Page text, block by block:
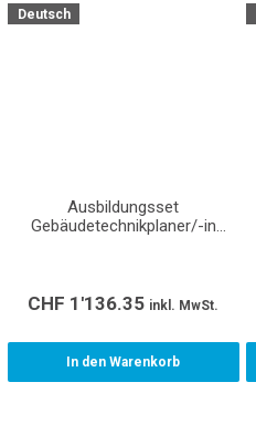
Deutsch
Ausbildungsset
Gebäudetechnikplaner/-in
CHF 1'136.35 inkl. MwSt.
In den Warenkorb